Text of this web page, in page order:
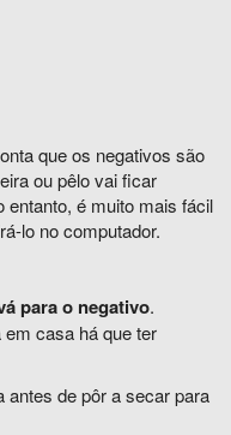
que os negativos são
ou pêlo vai ficar
entanto, é muito mais fácil
lo no computador.
para o negativo.
casa há que ter
antes de pôr a secar para